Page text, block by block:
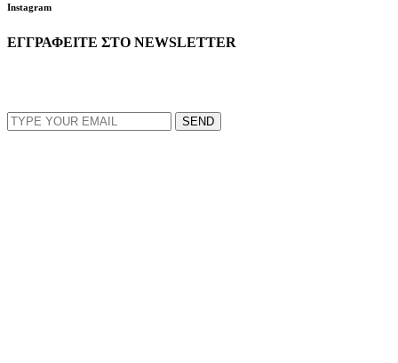
Instagram
ΕΓΓΡΑΦΕΙΤΕ ΣΤΟ NEWSLETTER